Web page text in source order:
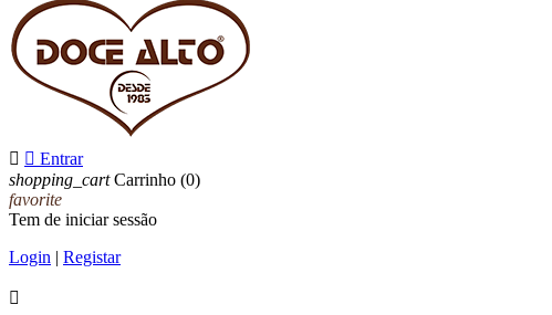
  Entrar
shopping_cart Carrinho (0)
favorite
Tem de iniciar sessão
Login | Registar
